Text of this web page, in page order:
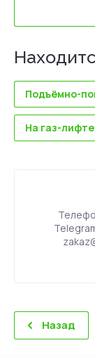
Подъёмно-
На газ-лифте
Назад